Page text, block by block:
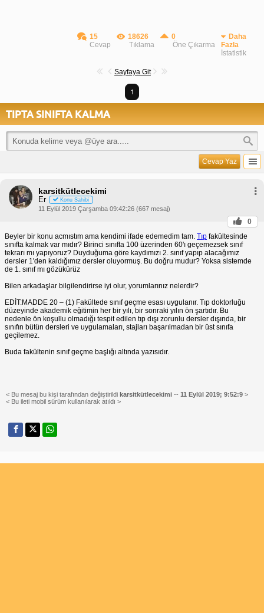
15
Cevap
18626
Tıklama
0
Öne Çıkarma
Daha
Fazla
İstatistik
Sayfaya Git
1
TIPTA SINIFTA KALMA
Cevap Yaz
karsitkütlecekimi
Er Konu Sahibi
11 Eylül 2019 Çarşamba 09:42:26 (667 mesaj)
0
Beyler bir konu acmıstım ama kendimi ifade edemedim tam. Tıp fakültesinde
sınıfta kalmak var mıdır? Birinci sınıfta 100 üzerinden 60'ı geçemezsek sınıf
tekrarı mı yapıyoruz? Duyduğuma göre kaydımızı 2. sınıf yapıp alacağımız
dersler 1'den kaldığımız dersler oluyormuş. Bu doğru mudur? Yoksa sistemde
de 1. sınıf mı gözükürüz
Bilen arkadaşlar bilgilendirirse iyi olur, yorumlarınız nelerdir?
EDİT:MADDE 20 – (1) Fakültede sınıf geçme esası uygulanır. Tıp doktorluğu
düzeyinde akademik eğitimin her bir yılı, bir sonraki yılın ön şartıdır. Bu
nedenle ön koşullu olmadığı tespit edilen tıp dışı zorunlu dersler dışında, bir
sınıfın bütün dersleri ve uygulamaları, stajları başarılmadan bir üst sınıfa
geçilemez.
Buda fakültenin sınıf geçme başlığı altında yazısıdır.
< Bu mesaj bu kişi tarafından değiştirildi karsitkütlecekimi -- 11 Eylül 2019; 9:52:9 >
< Bu ileti mobil sürüm kullanılarak atıldı >